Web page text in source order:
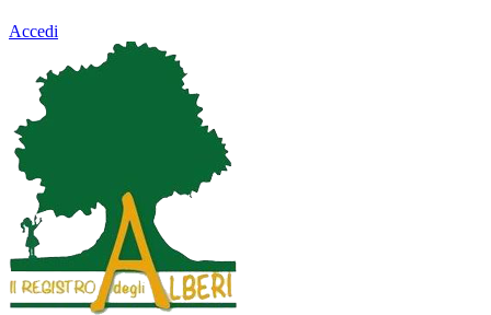
Accedi